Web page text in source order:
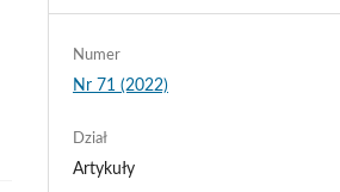
Numer
Nr 71 (2022)
Dział
Artykuły